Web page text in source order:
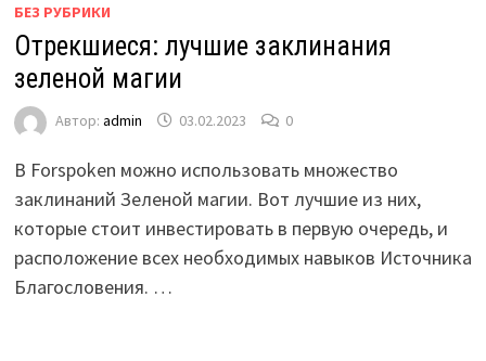
БЕЗ РУБРИКИ
Отрекшиеся: лучшие заклинания
зеленой магии
Автор: admin 03.02.2023 0
В Forspoken можно использовать множество
заклинаний Зеленой магии. Вот лучшие из них,
которые стоит инвестировать в первую очередь, и
расположение всех необходимых навыков Источника
Благословения. …